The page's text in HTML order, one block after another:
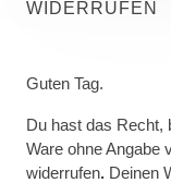
WIDERRUFEN
Guten Tag.
Du hast das Recht,
Ware ohne Angabe
widerrufen. Deinen